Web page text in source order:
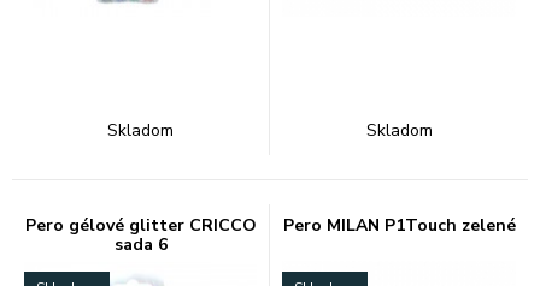
Skladom Skladom
Pero gélové glitter CRICCO
sada 6
Pero MILAN P1Touch zelené